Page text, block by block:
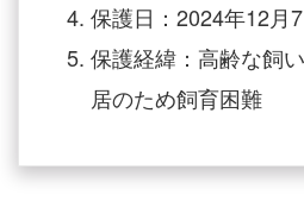
保護日：2024年12月
保護経緯：高齢な飼
居のため飼育困難